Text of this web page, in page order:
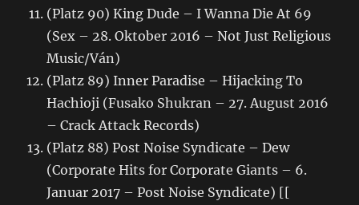
(Platz 90) King Dude – I Wanna Die At 69
(Sex – 28. Oktober 2016 – Not Just Religious
Music/Ván)
(Platz 89) Inner Paradise – Hijacking To
Hachioji (Fusako Shukran – 27. August 2016
– Crack Attack Records)
(Platz 88) Post Noise Syndicate – Dew
(Corporate Hits for Corporate Giants – 6.
Januar 2017 – Post Noise Syndicate) [[